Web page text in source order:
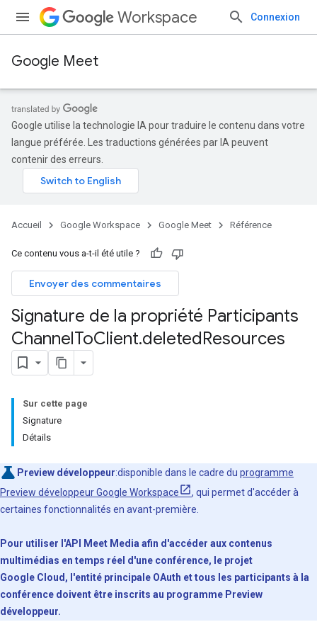
Workspace Connexion
Google Meet
Google utilise la technologie IA pour traduire le contenu dans votre
langue préférée. Les traductions générées par IA peuvent
contenir des erreurs.
Accueil Google Workspace Google Meet Référence
Ce contenu vous a-t-il été utile ?
Envoyer des commentaires
Signature de la propriété Participants
ChannelToClient.deletedResources
Sur cette page
Signature
Détails
Preview développeur:disponible dans le cadre du programme
Preview développeur Google Workspace
, qui permet d'accéder à
certaines fonctionnalités en avant-première.
Pour utiliser l'API Meet Media afin d'accéder aux contenus
multimédias en temps réel d'une conférence, le projet
Google Cloud, l'entité principale OAuth et tous les participants à la
conférence doivent être inscrits au programme Preview
développeur.